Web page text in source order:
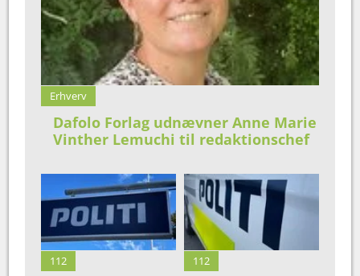
Erhverv
Dafolo Forlag udnævner Anne Marie
Vinther Lemuchi til redaktionschef
112 112